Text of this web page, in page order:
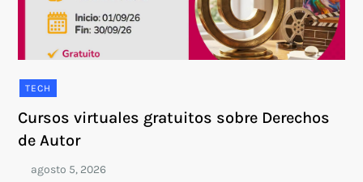
TECH
Cursos virtuales gratuitos sobre Derechos
de Autor